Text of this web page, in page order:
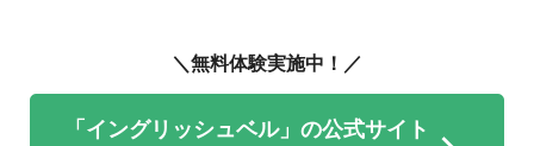
＼無料体験実施中！／
「イングリッシュベル」の公式サイト